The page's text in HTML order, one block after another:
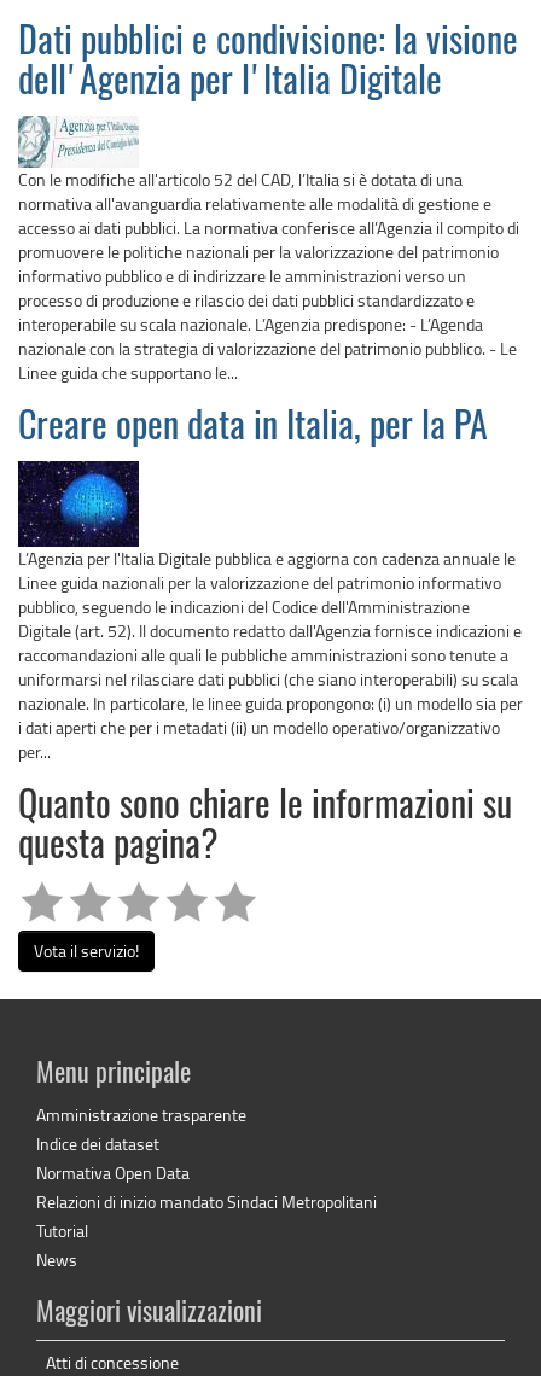
Dati pubblici e condivisione: la visione
dell'Agenzia per l'Italia Digitale
Con le modifiche all'articolo 52 del CAD, l’Italia si è dotata di una
normativa all'avanguardia relativamente alle modalità di gestione e
accesso ai dati pubblici. La normativa conferisce all’Agenzia il compito di
promuovere le politiche nazionali per la valorizzazione del patrimonio
informativo pubblico e di indirizzare le amministrazioni verso un
processo di produzione e rilascio dei dati pubblici standardizzato e
interoperabile su scala nazionale. L’Agenzia predispone: - L’Agenda
nazionale con la strategia di valorizzazione del patrimonio pubblico. - Le
Linee guida che supportano le...
Creare open data in Italia, per la PA
L’Agenzia per l'Italia Digitale pubblica e aggiorna con cadenza annuale le
Linee guida nazionali per la valorizzazione del patrimonio informativo
pubblico, seguendo le indicazioni del Codice dell'Amministrazione
Digitale (art. 52). Il documento redatto dall'Agenzia fornisce indicazioni e
raccomandazioni alle quali le pubbliche amministrazioni sono tenute a
uniformarsi nel rilasciare dati pubblici (che siano interoperabili) su scala
nazionale. In particolare, le linee guida propongono: (i) un modello sia per
i dati aperti che per i metadati (ii) un modello operativo/organizzativo
per...
Quanto sono chiare le informazioni su
questa pagina?
Vota il servizio!
Menu principale
Amministrazione trasparente
Indice dei dataset
Normativa Open Data
Relazioni di inizio mandato Sindaci Metropolitani
Tutorial
News
Maggiori visualizzazioni
Atti di concessione